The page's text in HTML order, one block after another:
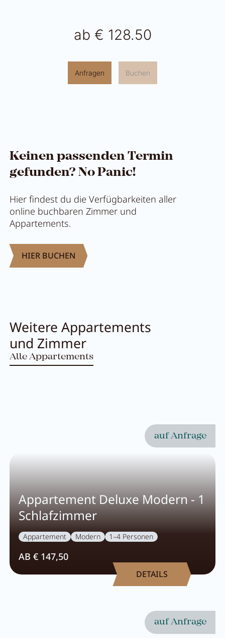
Gastgeber
Urlaub mit Hund
Impressionen
Nachhaltigkeit
Bewertungen & Auszeichnungen
ab € 128.50
Anfragen Buchen
Keinen passenden Termin
gefunden? No Panic!
Hier findest du die Verfügbarkeiten aller
online buchbaren Zimmer und
Appartements.
HIER BUCHEN
Weitere Appartements
und Zimmer
Alle Appartements
Appartement Deluxe Modern - 1
Schlafzimmer
auf Anfrage
Appartement Modern 1–4 Personen
AB € 147,50
DETAILS
auf Anfrage